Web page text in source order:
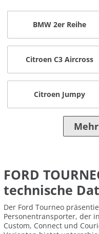
BMW 2er Reihe
Citroen C3 Aircross
Citroen Jumpy
FORD
technische
Der Ford Tourneo
Personentransporter, der
Custom, Connect und